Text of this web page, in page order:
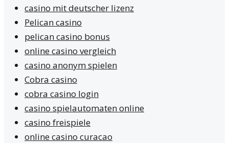
casino mit deutscher lizenz
Pelican casino
pelican casino bonus
online casino vergleich
casino anonym spielen
Cobra casino
cobra casino login
casino spielautomaten online
casino freispiele
online casino curacao